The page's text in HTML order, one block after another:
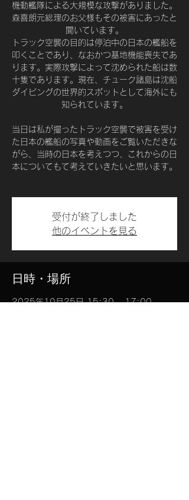
機動艦隊による大規模な攻撃がありました。
森喜朗元総理のお父様もその被害にあったと
聞いています。
トラック空襲の目的は停泊中の日本の艦船を
叩くことであり、なおかつ基地機能喪失であ
ります。実際攻撃によって沈められた船は数
十隻であります。現在、チューク諸島は沈船
ダイビングの世界的スポットとして海外にも
知られています。
当日は私が撮ったトラック空襲で被害を受け
た日本の艦船の写真や動画をご覧いただきな
がら、当時の日本を考えつつ、これからの日
本についてもて考えていきたいと思います。
受付が終了しました
他のイベントを見る
日時・場所
2025年10月25日 15:30 – 17:00